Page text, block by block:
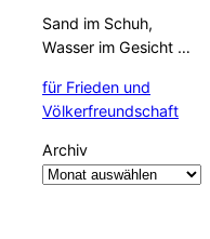
Sand im Schuh,
Wasser im Gesicht …
für Frieden und
Völkerfreundschaft
Archiv